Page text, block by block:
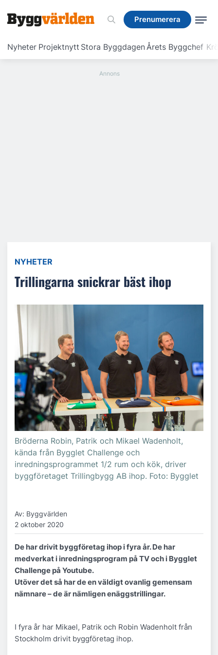
Prenumerera
Nyheter Projektnytt Stora ByggdagenÅrets Byggchef
Prenumerera
NYHETER
Trillingarna snickrar bäst ihop
Bröderna Robin, Patrik och Mikael Wadenholt,
kända från Bygglet Challenge och
inredningsprogrammet 1/2 rum och kök, driver
byggföretaget Trillingbygg AB ihop. Foto: Bygglet
Av: Byggvärlden
2 oktober 2020
De har drivit byggföretag ihop i fyra år. De har
medverkat i inredningsprogram på TV och i Bygglet
Challenge på Youtube.
Utöver det så har de en väldigt ovanlig gemensam
nämnare – de är nämligen enäggstrillingar.
I fyra år har Mikael, Patrik och Robin Wadenholt från
Stockholm drivit byggföretag ihop.